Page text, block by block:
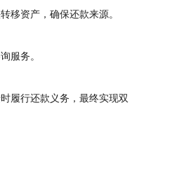
资产，确保还款来源。
服务。
履行还款义务，最终实现双